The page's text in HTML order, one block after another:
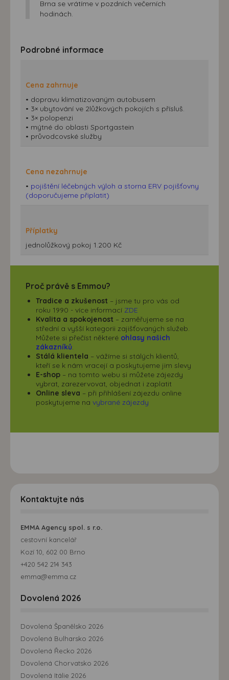
Brna se vrátíme v pozdních večerních
hodinách.
Podrobné informace
Cena zahrnuje
• dopravu klimatizovaným autobusem
• 3× ubytování ve 2lůžkových pokojích s přísluš.
• 3× polopenzi
• mýtné do oblasti Sportgastein
• průvodcovské služby
Cena nezahrnuje
• pojištění léčebných výloh a storna ERV pojišťovny
(doporučujeme připlatit)
Příplatky
jednolůžkový pokoj 1.200 Kč
Proč právě s Emmou?
Tradice a zkušenost – jsme tu pro vás od
roku 1990 - více informací ZDE
Kvalita a spokojenost – zaměřujeme se na
střední a vyšší kategorii zajišťovaných služeb.
Můžete si přečíst některé ohlasy našich
zákazníků
Stálá klientela – vážíme si stálých klientů,
kteří se k nám vracejí a poskytujeme jim slevy
E-shop – na tomto webu si můžete zájezdy
vybrat, zarezervovat, objednat i zaplatit
Online sleva – při přihlášení zájezdu online
poskytujeme na vybrané zájezdy
Kontaktujte nás
EMMA Agency spol. s r.o.
cestovní kancelář
Kozí 10, 602 00 Brno
+420 542 214 343
emma@emma.cz
Dovolená 2026
Dovolená Španělsko 2026
Dovolená Bulharsko 2026
Dovolená Řecko 2026
Dovolená Chorvatsko 2026
Dovolená Itálie 2026
přizpůsobených Vašim zájmům.